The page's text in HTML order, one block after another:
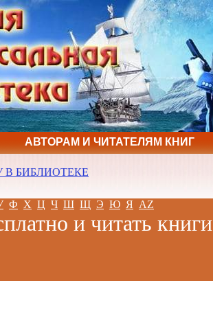
АВТОРАМ И ЧИТАТЕЛЯМ КНИГ
В БИБЛИОТЕКЕ
Ф Х Ц Ч Ш Щ Э Ю Я AZ
и читать книги